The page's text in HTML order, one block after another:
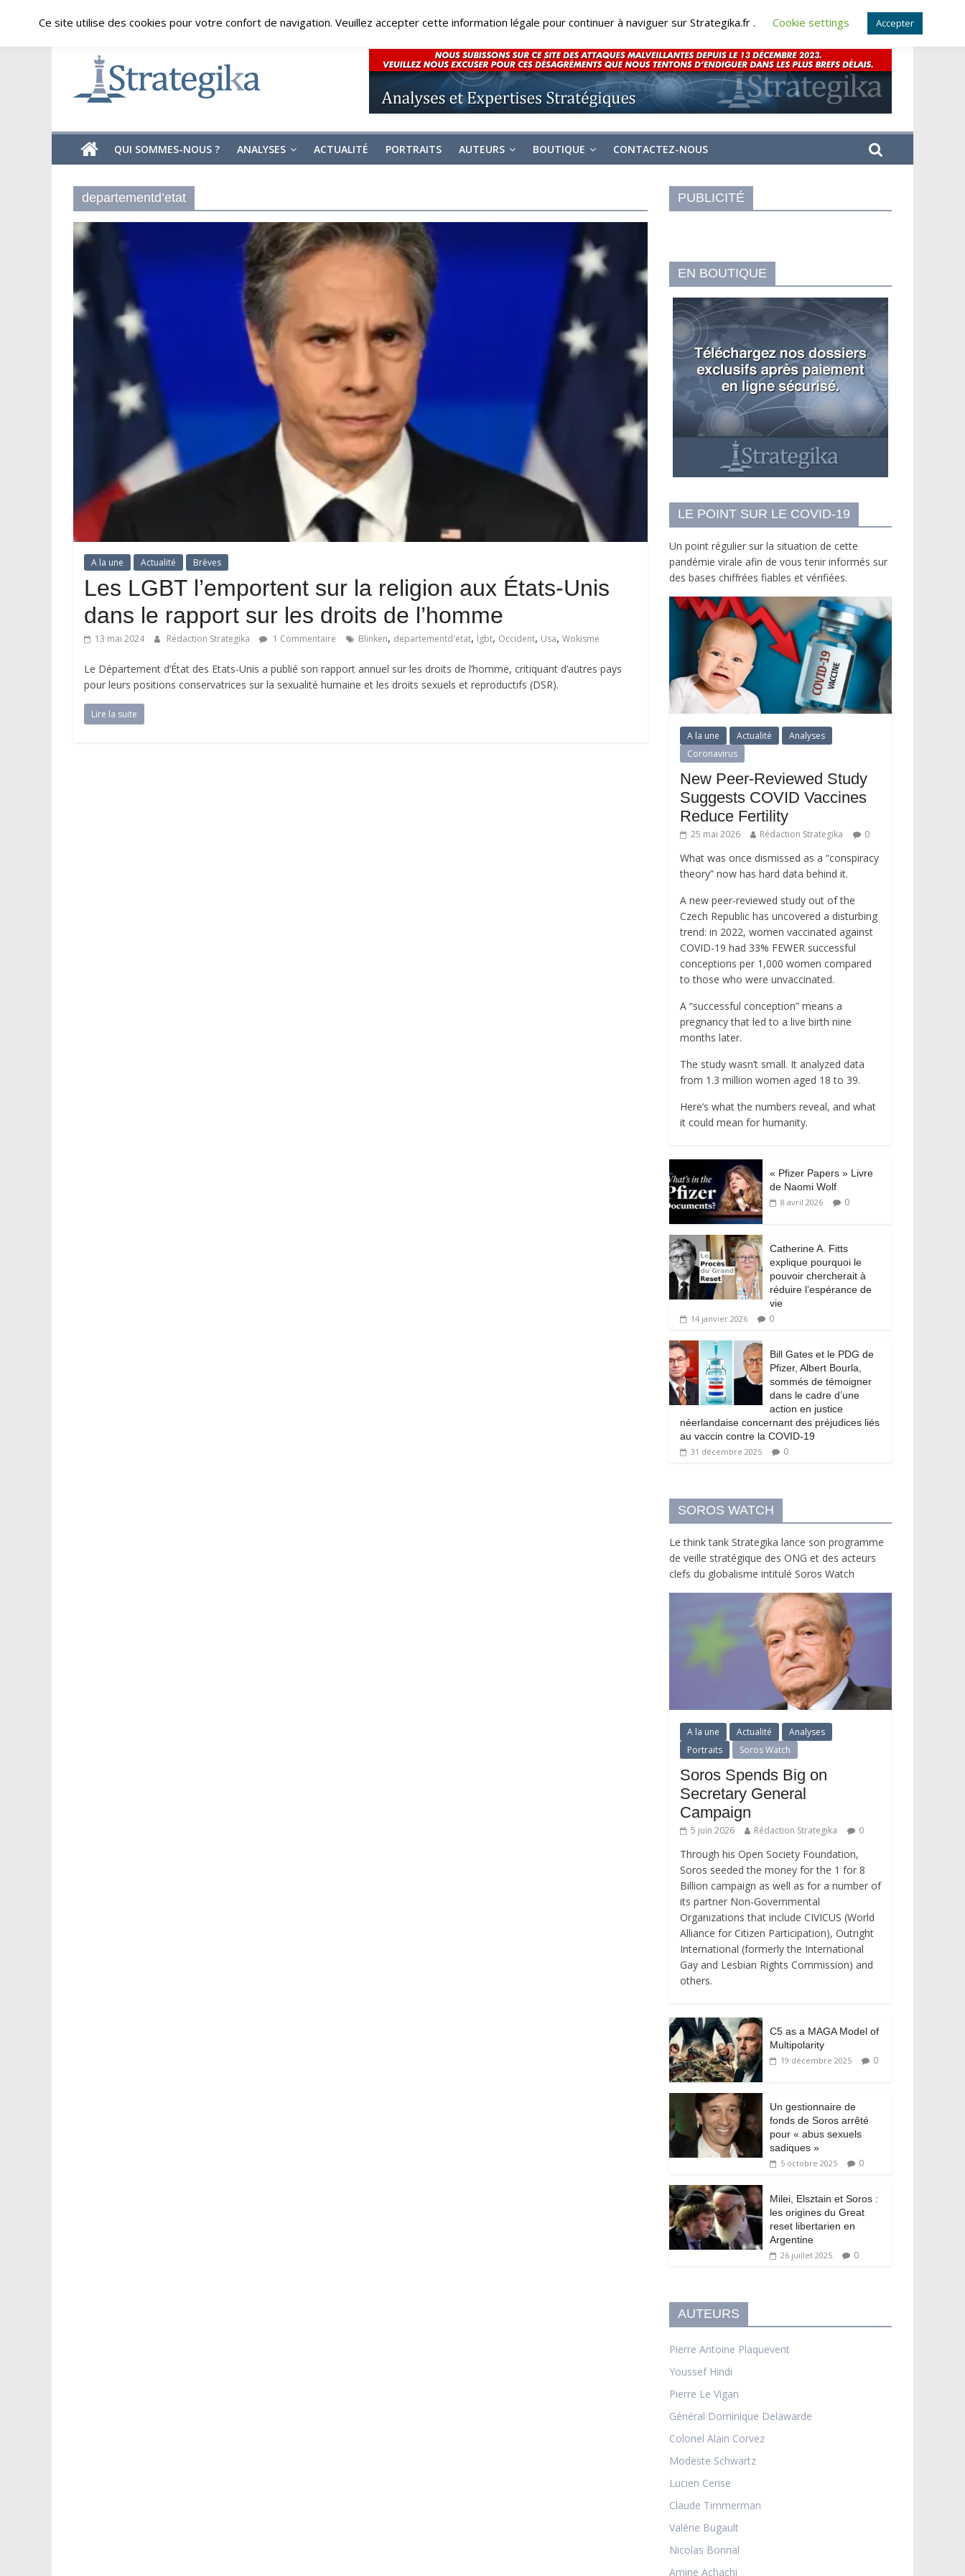
content
jeudi, août 6, 2026
Strategika
Expertise
Analyses
géostratégiques
QUI SOMMES-NOUS ? ANALYSES ACTUALITÉ PORTRAITS AUTEURS BOUTIQUE CONTACTEZ-NOUS
departementd’etat
A la une Actualité Brèves
Les LGBT l’emportent sur la religion aux États-Unis
dans le rapport sur les droits de l’homme
13 mai 2024 Rédaction Strategika 1 Commentaire Blinken, departementd'etat, lgbt, Occident, Usa, Wokisme
Le Département d’État des Etats-Unis a publié son rapport annuel sur les droits de l’homme, critiquant d’autres pays
pour leurs positions conservatrices sur la sexualité humaine et les droits sexuels et reproductifs (DSR).
Lire la suite
PUBLICITÉ
EN BOUTIQUE
LE POINT SUR LE COVID-19
Un point régulier sur la situation de cette
pandémie virale afin de vous tenir informés sur
des bases chiffrées fiables et vérifiées.
A la une Actualité
Analyses
Coronavirus
New Peer-Reviewed Study
Suggests COVID Vaccines
Reduce Fertility
25 mai 2026 Rédaction Strategika 0
What was once dismissed as a “conspiracy
theory” now has hard data behind it.
A new peer-reviewed study out of the
Czech Republic has uncovered a disturbing
trend: in 2022, women vaccinated against
COVID-19 had 33% FEWER successful
conceptions per 1,000 women compared
to those who were unvaccinated.
A “successful conception” means a
pregnancy that led to a live birth nine
months later.
The study wasn’t small. It analyzed data
from 1.3 million women aged 18 to 39.
Here’s what the numbers reveal, and what
it could mean for humanity.
« Pfizer Papers » Livre
de Naomi Wolf
8 avril 2026 0
Catherine A. Fitts
explique pourquoi le
pouvoir chercherait à
réduire l’espérance de
vie
14 janvier 2026 0
Bill Gates et le PDG de
Pfizer, Albert Bourla,
sommés de témoigner
dans le cadre d’une
action en justice
néerlandaise concernant des préjudices liés
au vaccin contre la COVID-19
31 décembre 2025 0
SOROS WATCH
Le think tank Strategika lance son programme
de veille stratégique des ONG et des acteurs
clefs du globalisme intitulé Soros Watch
A la une Actualité
Analyses
Portraits
Soros Watch
Soros Spends Big on
Secretary General
Campaign
5 juin 2026 Rédaction Strategika 0
Through his Open Society Foundation,
Soros seeded the money for the 1 for 8
Billion campaign as well as for a number of
its partner Non-Governmental
Organizations that include CIVICUS (World
Alliance for Citizen Participation), Outright
International (formerly the International
Gay and Lesbian Rights Commission) and
others.
C5 as a MAGA Model of
Multipolarity
19 décembre 2025 0
Un gestionnaire de
fonds de Soros arrêté
pour « abus sexuels
sadiques »
5 octobre 2025 0
Milei, Elsztain et Soros :
les origines du Great
reset libertarien en
Argentine
26 juillet 2025 0
AUTEURS
Pierre Antoine Plaquevent
Youssef Hindi
Pierre Le Vigan
Général Dominique Delawarde
Colonel Alain Corvez
Modeste Schwartz
Lucien Cerise
Claude Timmerman
Valérie Bugault
Nicolas Bonnal
Amine Achachi
Ce site utilise des cookies pour votre confort de navigation. Veuillez accepter cette information légale pour continuer à naviguer sur Strategika.fr . Cookie settings Accepter